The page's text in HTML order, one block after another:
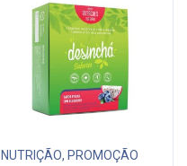
NUTRIÇÃO, PROMOÇÃO